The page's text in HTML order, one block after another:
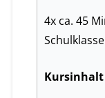
4x ca. 45
Kursinhalt